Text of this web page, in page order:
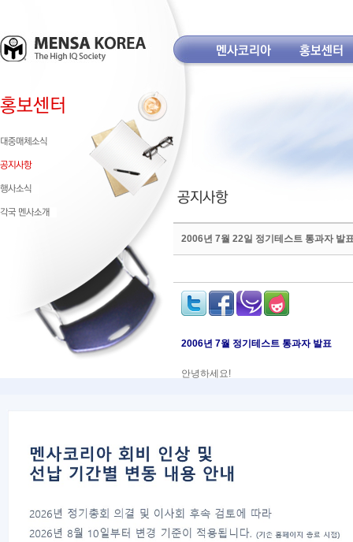
2006년 7월 22일 정기테스트 통과자 발
2006년 7월 정기테스트 통과자 발표
안녕하세요!
강우현(90)
김민석(87)
김수혁(85)
김해솔(89)
김현진(68)